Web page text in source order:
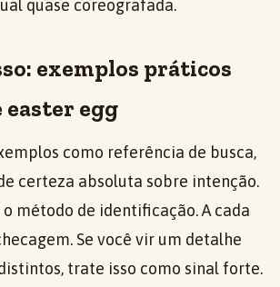
quase coreografada.
exemplos práticos
egg
como referência de busca,
certeza absoluta sobre intenção.
método de identificação. A cada
Se você vir um detalhe
trate isso como sinal forte.